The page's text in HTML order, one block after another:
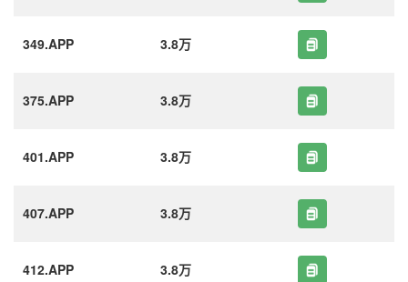
349.APP 3.8万
375.APP 3.8万
401.APP 3.8万
407.APP 3.8万
412.APP 3.8万